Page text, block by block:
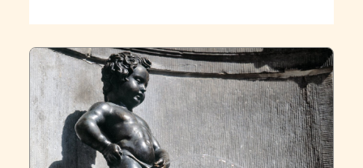
Voir l'article Les certifiés du marché cadre de visit.brussels